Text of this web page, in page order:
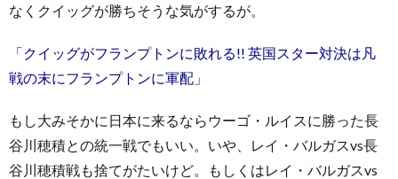
なくクイッグが勝ちそうな気がするが。
「クイッグがフランプトンに敗れる!! 英国スター対決は凡
戦の末にフランプトンに軍配」
もし大みそかに日本に来るならウーゴ・ルイスに勝った長
谷川穂積との統一戦でもいい。いや、レイ・バルガスvs長
谷川穂積戦も捨てがたいけど。もしくはレイ・バルガスvs